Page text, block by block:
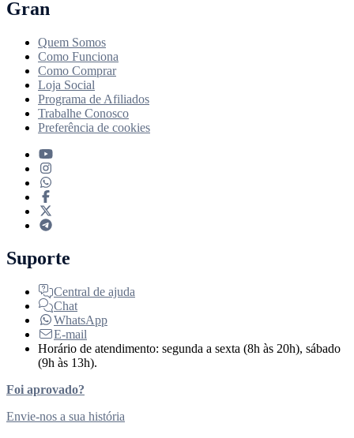
Gran
Quem Somos
Como Funciona
Como Comprar
Loja Social
Programa de Afiliados
Trabalhe Conosco
Preferência de cookies
Suporte
Central de ajuda
Chat
WhatsApp
E-mail
Horário de atendimento: segunda a sexta (8h às 20h), sábado
(9h às 13h).
Foi aprovado?
Envie-nos a sua história